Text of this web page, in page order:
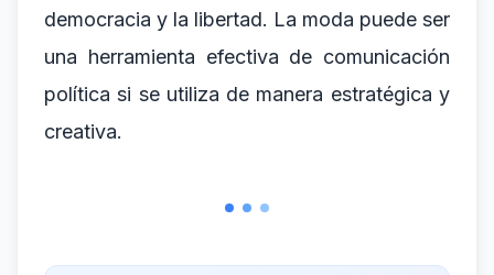
democracia y la libertad. La moda puede ser
una herramienta efectiva de comunicación
política si se utiliza de manera estratégica y
creativa.